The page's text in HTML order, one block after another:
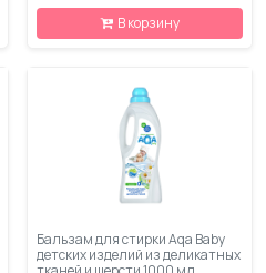
В корзину
Бальзам для стирки Aqa Baby
детских изделий из деликатных